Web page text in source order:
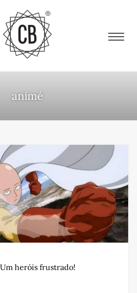
animé
heróis frustrado!